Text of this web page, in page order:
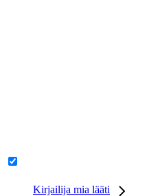
Kirjailija mia lääti